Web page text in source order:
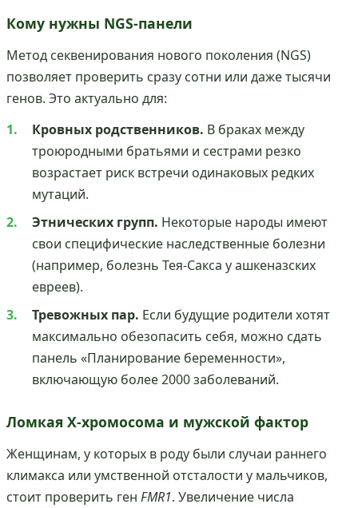
Кому нужны NGS-панели
Метод секвенирования нового поколения (NGS)
позволяет проверить сразу сотни или даже тысячи
генов. Это актуально для:
Кровных родственников. В браках между
троюродными братьями и сестрами резко
возрастает риск встречи одинаковых редких
мутаций.
Этнических групп. Некоторые народы имеют
свои специфические наследственные болезни
(например, болезнь Тея-Сакса у ашкеназских
евреев).
Тревожных пар. Если будущие родители хотят
максимально обезопасить себя, можно сдать
панель «Планирование беременности»,
включающую более 2000 заболеваний.
Ломкая X-хромосома и мужской фактор
Женщинам, у которых в роду были случаи раннего
климакса или умственной отсталости у мальчиков,
стоит проверить ген FMR1. Увеличение числа